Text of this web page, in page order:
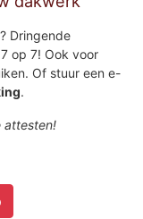
Dringende
op 7! Ook voor
Of stuur een e-
.
attesten!